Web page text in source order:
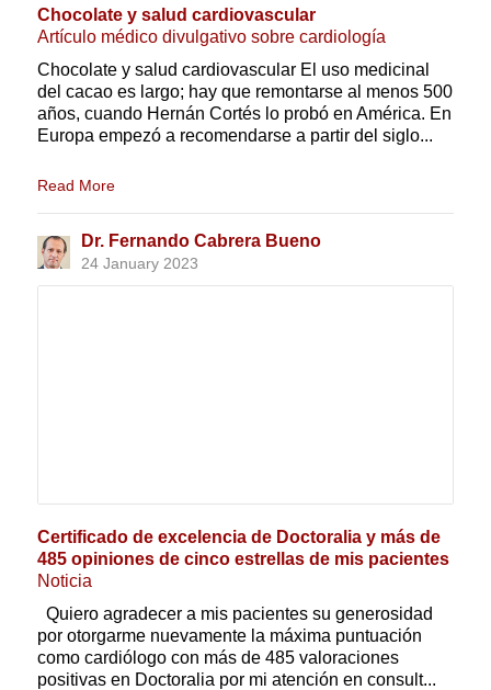
Chocolate y salud cardiovascular
Artículo médico divulgativo sobre cardiología
Chocolate y salud cardiovascular El uso medicinal
del cacao es largo; hay que remontarse al menos 500
años, cuando Hernán Cortés lo probó en América. En
Europa empezó a recomendarse a partir del siglo...
Read More
Dr. Fernando Cabrera Bueno
24 January 2023
Certificado de excelencia de Doctoralia y más de
485 opiniones de cinco estrellas de mis pacientes
Noticia
Quiero agradecer a mis pacientes su generosidad
por otorgarme nuevamente la máxima puntuación
como cardiólogo con más de 485 valoraciones
positivas en Doctoralia por mi atención en consult...